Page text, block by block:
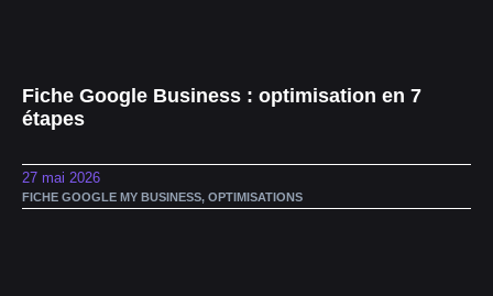
Fiche Google Business : optimisation en 7
étapes
27 mai 2026
FICHE GOOGLE MY BUSINESS, OPTIMISATIONS